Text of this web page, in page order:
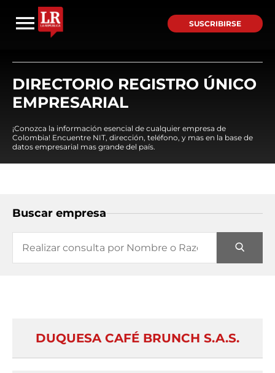
SUSCRIBIRSE
DIRECTORIO REGISTRO ÚNICO
EMPRESARIAL
¡Conozca la información esencial de cualquier empresa de
Colombia! Encuentre NIT, dirección, teléfono, y mas en la base de
datos empresarial mas grande del país.
Buscar empresa
DUQUESA CAFÉ BRUNCH S.A.S.